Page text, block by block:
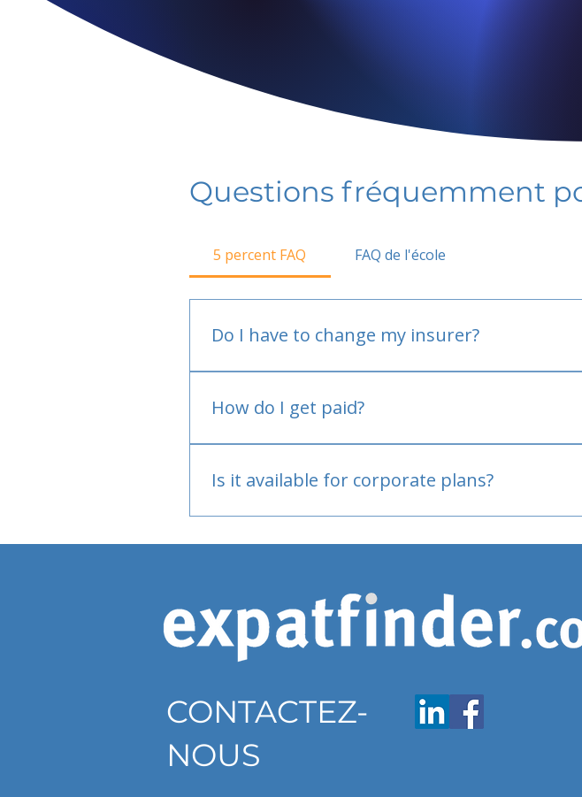
Questions fréquemment
5 percent FAQ FAQ de l'école
Do I have to change my insurer?
How do I get paid?
Is it available for corporate plans?
CONTACTEZ-
NOUS